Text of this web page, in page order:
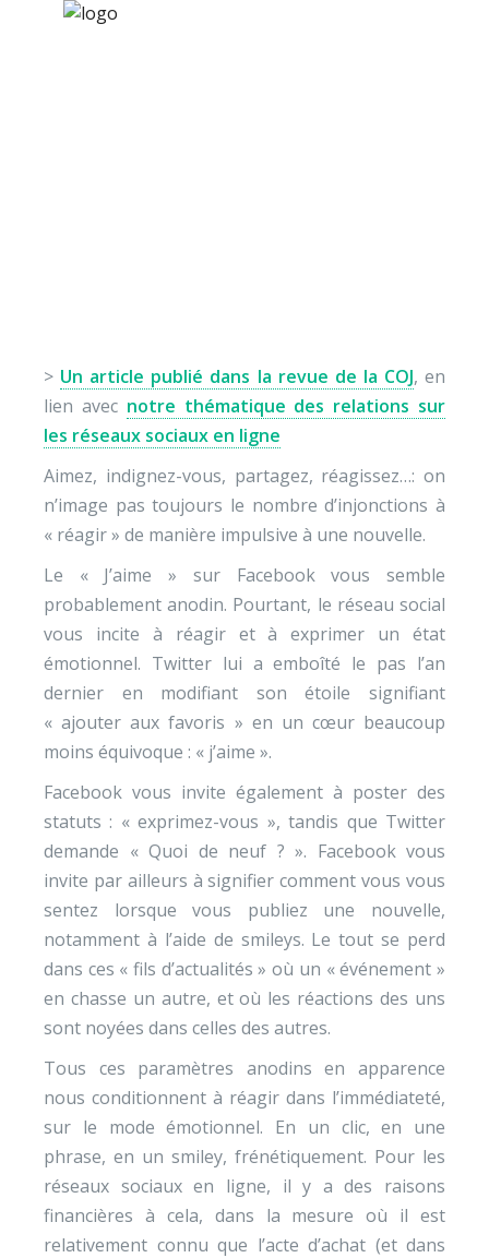
> Un article publié dans la revue de la COJ, en
lien avec notre thématique des relations sur
les réseaux sociaux en ligne
Aimez, indignez-vous, partagez, réagissez…: on
n’image pas toujours le nombre d’injonctions à
« réagir » de manière impulsive à une nouvelle.
Le « J’aime » sur Facebook vous semble
probablement anodin. Pourtant, le réseau social
vous incite à réagir et à exprimer un état
émotionnel. Twitter lui a emboîté le pas l’an
dernier en modifiant son étoile signifiant
« ajouter aux favoris » en un cœur beaucoup
moins équivoque : « j’aime ».
Facebook vous invite également à poster des
statuts : « exprimez-vous », tandis que Twitter
demande « Quoi de neuf ? ». Facebook vous
invite par ailleurs à signifier comment vous vous
sentez lorsque vous publiez une nouvelle,
notamment à l’aide de smileys. Le tout se perd
dans ces « fils d’actualités » où un « événement »
en chasse un autre, et où les réactions des uns
sont noyées dans celles des autres.
Tous ces paramètres anodins en apparence
nous conditionnent à réagir dans l’immédiateté,
sur le mode émotionnel. En un clic, en une
phrase, en un smiley, frénétiquement. Pour les
réseaux sociaux en ligne, il y a des raisons
financières à cela, dans la mesure où il est
relativement connu que l’acte d’achat (et dans